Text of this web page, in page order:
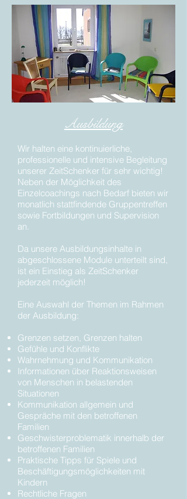
Ausbildung
Wir halten eine kontinuierliche,
professionelle und intensive Begleitung
unserer ZeitSchenker für sehr wichtig!
Neben der Möglichkeit des
Einzelcoachings nach Bedarf bieten wir
monatlich stattfindende Gruppentreffen
sowie Fortbildungen und Supervision
an.
Da unsere Ausbildungsinhalte in
abgeschlossene Module unterteilt sind,
ist ein Einstieg als ZeitSchenker
jederzeit möglich!
Eine Auswahl der Themen im Rahmen
der Ausbildung:
Grenzen setzen, Grenzen halten
Gefühle und Konflikte
Wahrnehmung und Kommunikation
Informationen über Reaktionsweisen
von Menschen in belastenden
Situationen
Kommunikation allgemein und
Gespräche mit den betroffenen
Familien
Geschwisterproblematik innerhalb der
betroffenen Familien
Praktische Tipps für Spiele und
Beschäftigungsmöglichkeiten mit
Kindern
Rechtliche Fragen